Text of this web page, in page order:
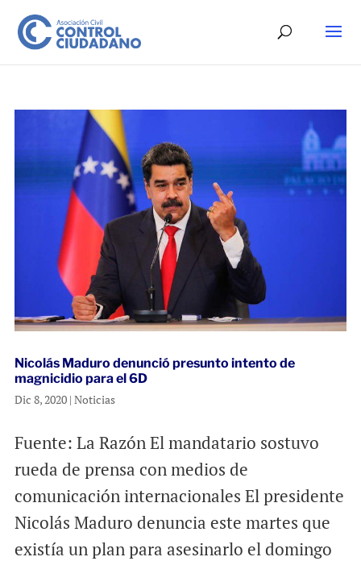
Nicolás Maduro denunció presunto intento de
magnicidio para el 6D
Dic 8, 2020| Noticias
Fuente: La Razón El mandatario sostuvo
rueda de prensa con medios de
comunicación internacionales El presidente
Nicolás Maduro denuncia este martes que
existía un plan para asesinarlo el domingo